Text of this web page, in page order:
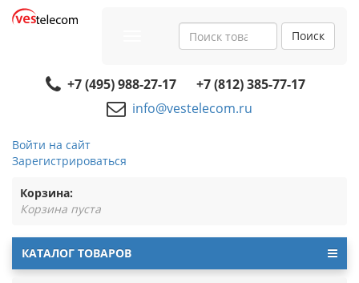
navigation
Поиск
+7 (495) 988-27-17
+7 (812) 385-77-17
info@vestelecom.ru
Войти на сайт
Зарегистрироваться
Корзина:
Корзина пуста
КАТАЛОГ ТОВАРОВ